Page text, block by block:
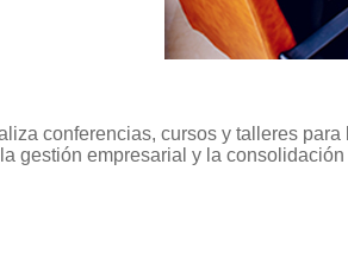
conferencias, cursos y talleres
gestión empresarial y la